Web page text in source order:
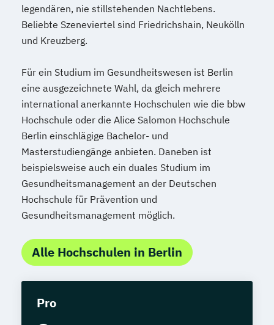
legendären, nie stillstehenden Nachtlebens.
Beliebte Szeneviertel sind Friedrichshain, Neukölln
und Kreuzberg.
Für ein Studium im Gesundheitswesen ist Berlin
eine ausgezeichnete Wahl, da gleich mehrere
international anerkannte Hochschulen wie die bbw
Hochschule oder die Alice Salomon Hochschule
Berlin einschlägige Bachelor- und
Masterstudiengänge anbieten. Daneben ist
beispielsweise auch ein duales Studium im
Gesundheitsmanagement an der Deutschen
Hochschule für Prävention und
Gesundheitsmanagement möglich.
Alle Hochschulen in Berlin
Pro